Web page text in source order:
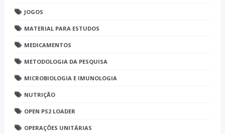
JOGOS
MATERIAL PARA ESTUDOS
MEDICAMENTOS
METODOLOGIA DA PESQUISA
MICROBIOLOGIA E IMUNOLOGIA
NUTRIÇÃO
OPEN PS2 LOADER
OPERAÇÕES UNITÁRIAS